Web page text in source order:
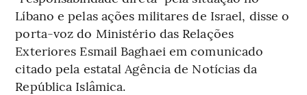
Líbano e pelas ações militares de Israel, disse o
porta-voz do Ministério das Relações
Exteriores Esmail Baghaei em comunicado
citado pela estatal Agência de Notícias da
República Islâmica.